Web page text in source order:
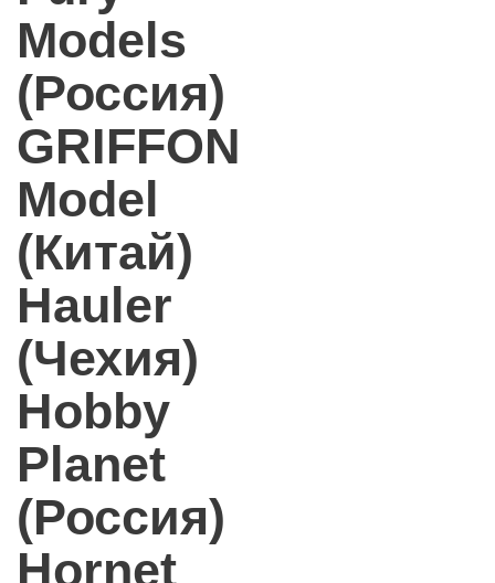
Models
(Россия)
GRIFFON
Model
(Китай)
Hauler
(Чехия)
Hobby
Planet
(Россия)
Hornet